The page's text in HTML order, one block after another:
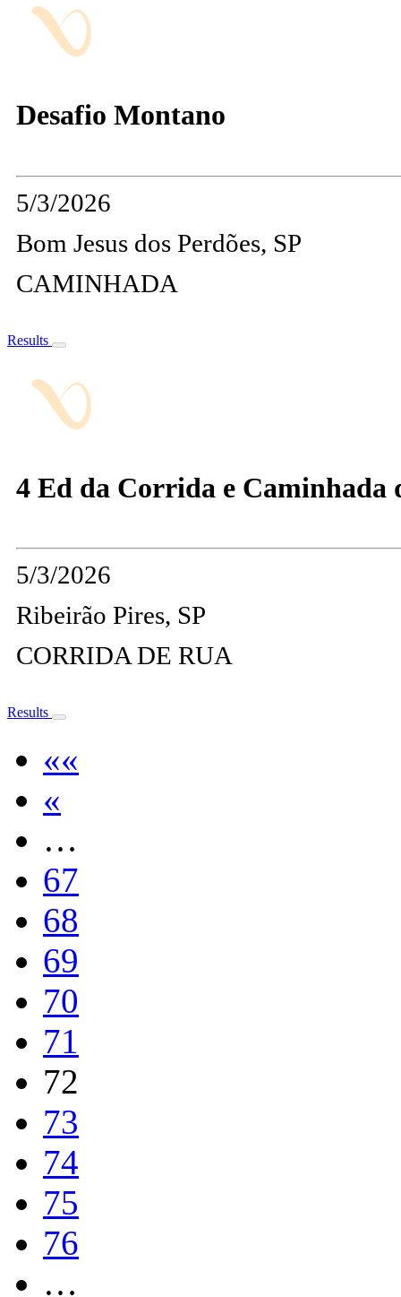
Desafio Montano
5/3/2026
Bom Jesus dos Perdões, SP
CAMINHADA
Results
4 Ed da Corrida e Caminhada
5/3/2026
Ribeirão Pires, SP
CORRIDA DE RUA
Results
««
«
…
67
68
69
70
71
72
73
74
75
76
…